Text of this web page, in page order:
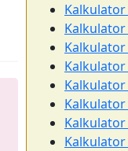
Kalkulator
Kalkulator
Kalkulator
Kalkulator